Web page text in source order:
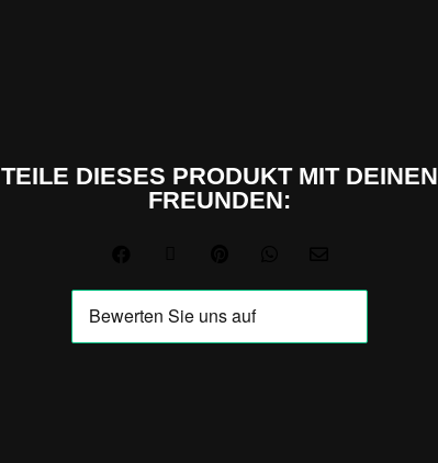
TEILE DIESES PRODUKT MIT DEINEN
FREUNDEN: